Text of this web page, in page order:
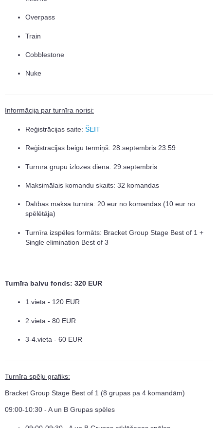
Overpass
Train
Cobblestone
Nuke
Informācija par turnīra norisi:
Reģistrācijas saite: ŠEIT
Reģistrācijas beigu termiņš: 28.septembris 23:59
Turnīra grupu izlozes diena: 29.septembris
Maksimālais komandu skaits: 32 komandas
Dalības maksa turnīrā: 20 eur no komandas (10 eur no
spēlētāja)
Turnīra izspēles formāts: Bracket Group Stage Best of 1 +
Single elimination Best of 3
Turnīra balvu fonds: 320 EUR
1.vieta - 120 EUR
2.vieta - 80 EUR
3-4.vieta - 60 EUR
Turnīra spēļu grafiks:
Bracket Group Stage Best of 1 (8 grupas pa 4 komandām)
09:00-10:30 - A un B Grupas spēles